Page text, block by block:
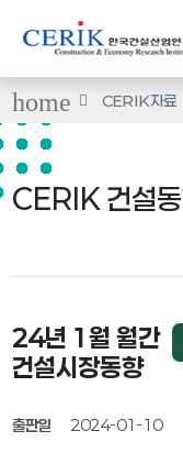
home CERIK자료
CERIK 건설
24년 1월 월간
건설시장동향
출판일 2024-01-10